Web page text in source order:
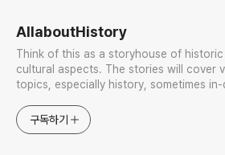
AllaboutHistory
Think of this as a storyhouse of historic
cultural aspects. The stories will cover
topics, especially history, sometimes in-
approach will be to resist any common
generalized viewpoint
구독하기